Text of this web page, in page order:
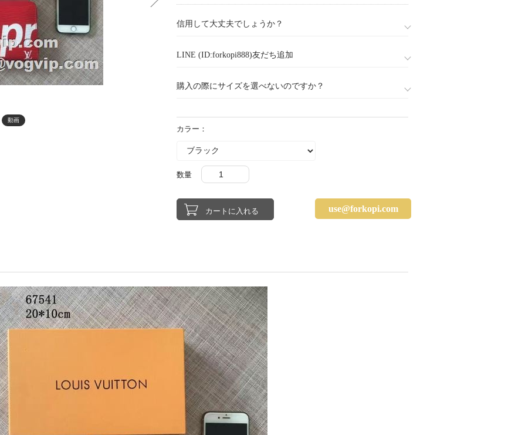
動画
信用して大丈夫でしょうか？
LINE (ID:forkopi888)友だち追加
購入の際にサイズを選べないのですか？
カラー：
数量
use@forkopi.com